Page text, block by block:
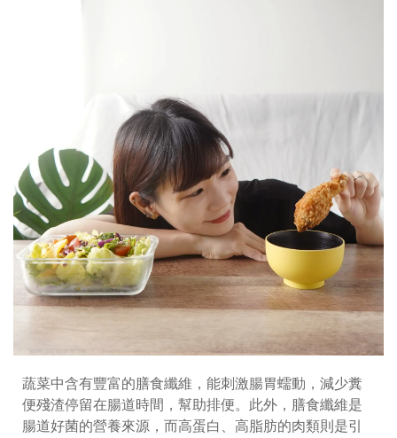
蔬菜中含有豐富的膳食纖維，能刺激腸胃蠕動，減少糞
便殘渣停留在腸道時間，幫助排便。此外，膳食纖維是
腸道好菌的營養來源，而高蛋白、高脂肪的肉類則是引